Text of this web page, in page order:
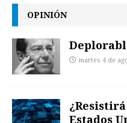
OPINIÓN
martes 4 de
Estados